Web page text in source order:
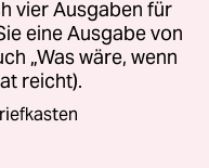
vier Ausgaben für
eine Ausgabe von
„Was wäre, wenn
reicht).